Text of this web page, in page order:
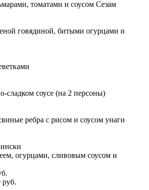
томатами и соусом Сезам
говядиной, битыми огурцами и
сладком соусе (на 2 персоны)
ребра с рисом и соусом унаги
огурцами, сливовым соусом и
руб.